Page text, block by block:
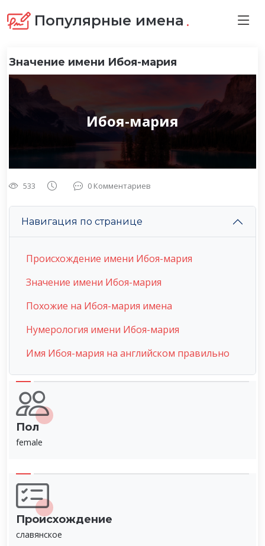
Популярные имена .
Значение имени Ибоя-мария
Ибоя-мария
533 0 Комментариев
Навигация по странице
Происхождение имени Ибоя-мария
Значение имени Ибоя-мария
Похожие на Ибоя-мария имена
Нумерология имени Ибоя-мария
Имя Ибоя-мария на английском правильно
Пол
female
Происхождение
славянское